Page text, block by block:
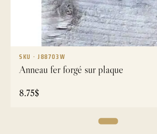
SKU · J88703W
Anneau fer forgé sur plaque
8.75$